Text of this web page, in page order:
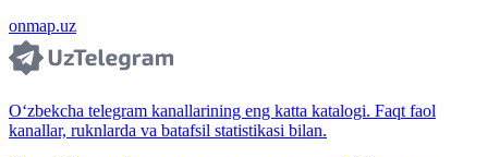
onmap.uz
O‘zbekcha telegram kanallarining eng katta katalogi. Faqt faol
kanallar, ruknlarda va batafsil statistikasi bilan.